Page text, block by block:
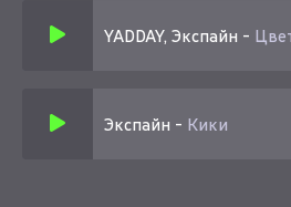
YADDAY, Экспайн -
Экспайн - Кики